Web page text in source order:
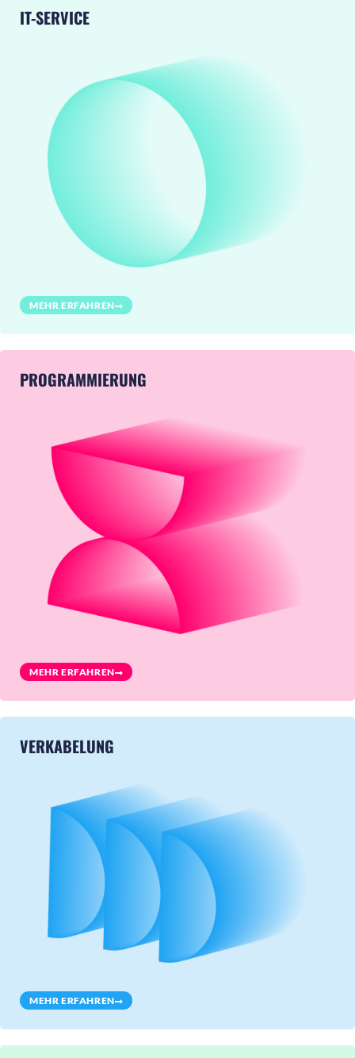
IT-SERVICE
MEHR ERFAHREN
PROGRAMMIERUNG
MEHR ERFAHREN
VERKABELUNG
MEHR ERFAHREN